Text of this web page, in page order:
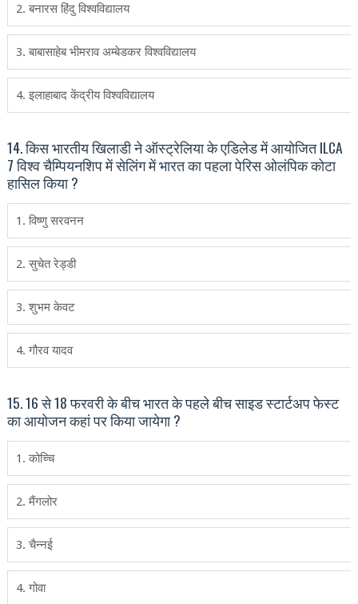
2. बनारस हिंदु विश्वविद्यालय
3. बाबासाहेब भीमराव अम्बेडकर विश्वविद्यालय
4. इलाहाबाद केंद्रीय विश्वविद्यालय
14. किस भारतीय खिलाडी ने ऑस्‍ट्रेलिया के एडिलेड में आयोजित ILCA
7 विश्व चैम्पियनशिप में सेलिंग में भारत का पहला पेरिस ओलंपिक कोटा
हासिल किया ?
1. विष्णु सरवनन
2. सुचेत रेड्डी
3. शुभम केवट
4. गौरव यादव
15. 16 से 18 फरवरी के बीच भारत के पहले बीच साइड स्‍टार्टअप फेस्‍ट
का आयोजन कहां पर किया जायेगा ?
1. कोच्चि
2. मैंगलोर
3. चैन्‍नई
4. गोवा